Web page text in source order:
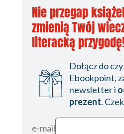
Nie przegap
zmienią Twój
literacką przygodę!
Dołącz do
Ebookpoint,
newsletter i
prezent.
e-mail